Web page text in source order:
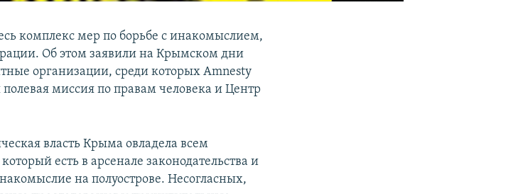
комплекс мер по борьбе с инакомыслием,
Об этом заявили на Крымском дни
организации, среди которых Amnesty
миссия по правам человека и Центр
власть Крыма овладела всем
есть в арсенале законодательства и
на полуострове. Несогласных,